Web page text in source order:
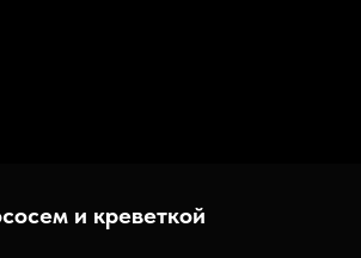
и креветкой